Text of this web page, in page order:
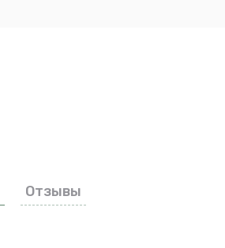
Отзывы